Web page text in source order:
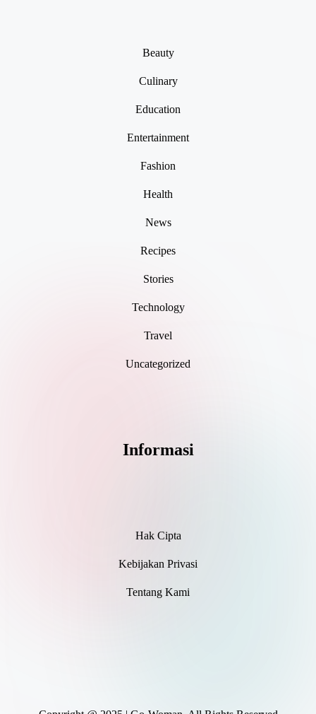
Beauty
Culinary
Education
Entertainment
Fashion
Health
News
Recipes
Stories
Technology
Travel
Uncategorized
Informasi
Hak Cipta
Kebijakan Privasi
Tentang Kami